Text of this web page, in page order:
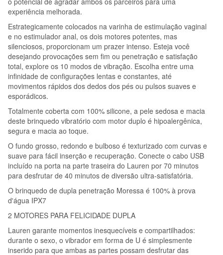
experiência melhorada.
Estrategicamente colocados na varinha de estimulação vaginal
e no estimulador anal, os dois motores potentes, mas
silenciosos, proporcionam um prazer intenso. Esteja você
desejando provocações sem fim ou penetração e satisfação
total, explore os 10 modos de vibração. Escolha entre uma
infinidade de configurações lentas e constantes, até
movimentos rápidos dos dedos dos pés ou pulsos suaves e
esporádicos.
Totalmente coberta com 100% silicone, a pele sedosa e macia
deste brinquedo vibratório com motor duplo é hipoalergênica,
segura e macia ao toque.
O fundo grosso, redondo e bulboso é texturizado com curvas e
suave para fácil inserção e recuperação. Conecte o cabo USB
incluído na porta na parte traseira do Lauren por 70 minutos
para desfrutar de 40 minutos de diversão ultra-satisfatória.
O brinquedo de dupla penetração Moressa é 100% à prova
d'água IPX7
2 MOTORES PARA FELICIDADE DUPLA
Lauren garante momentos inesquecíveis e compartilhados:
durante o sexo, o vibrador em forma de U é simplesmente
inserido para que ambas as partes possam desfrutar das